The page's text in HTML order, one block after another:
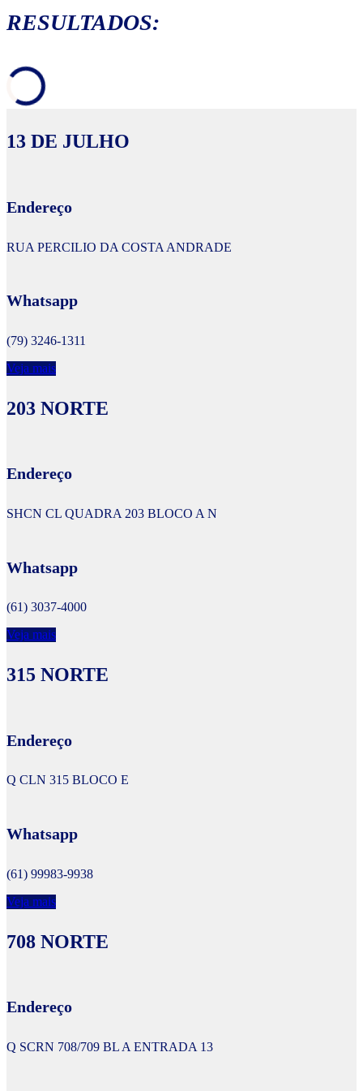
RESULTADOS:
13 DE JULHO
Endereço
RUA PERCILIO DA COSTA ANDRADE
Whatsapp
(79) 3246-1311
Veja mais
203 NORTE
Endereço
SHCN CL QUADRA 203 BLOCO A N
Whatsapp
(61) 3037-4000
Veja mais
315 NORTE
Endereço
Q CLN 315 BLOCO E
Whatsapp
(61) 99983-9938
Veja mais
708 NORTE
Endereço
Q SCRN 708/709 BL A ENTRADA 13